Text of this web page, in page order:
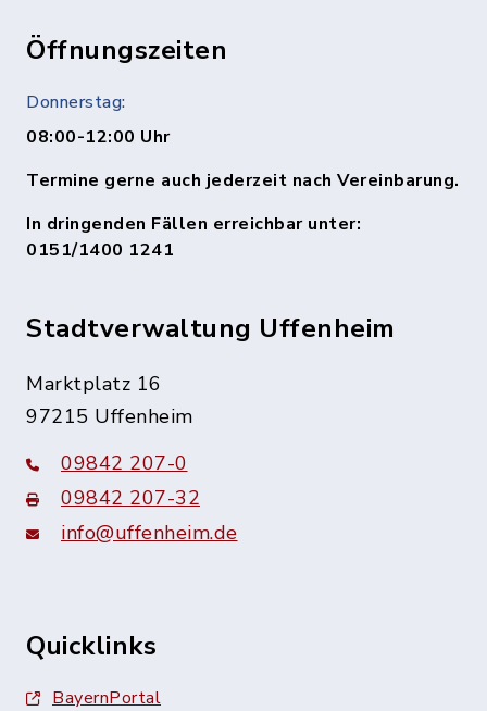
Öffnungszeiten
Donnerstag:
08:00-12:00 Uhr
Termine gerne auch jederzeit nach Vereinbarung.
In dringenden Fällen erreichbar unter:
0151/1400 1241
Stadtverwaltung Uffenheim
Marktplatz 16
97215 Uffenheim
09842 207-0
09842 207-32
info@uffenheim.de
Quicklinks
BayernPortal